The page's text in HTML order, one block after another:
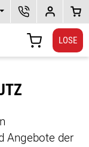
SKL DEPOTPLUS
LOSE
Angebote der